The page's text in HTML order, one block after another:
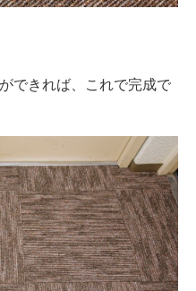
できれば、これで完成で